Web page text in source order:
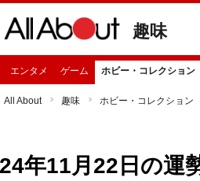
趣味
エンタメ ゲーム ホビー・コレクション
All About 趣味 ホビー・コレクション
年11月22日の運